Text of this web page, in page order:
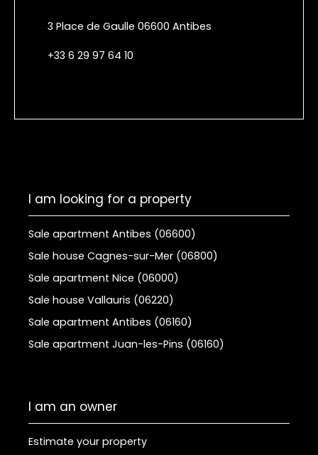
3 Place de Gaulle 06600 Antibes
+33 6 29 97 64 10
I am looking for a property
Sale apartment Antibes (06600)
Sale house Cagnes-sur-Mer (06800)
Sale apartment Nice (06000)
Sale house Vallauris (06220)
Sale apartment Antibes (06160)
Sale apartment Juan-les-Pins (06160)
I am an owner
Estimate your property